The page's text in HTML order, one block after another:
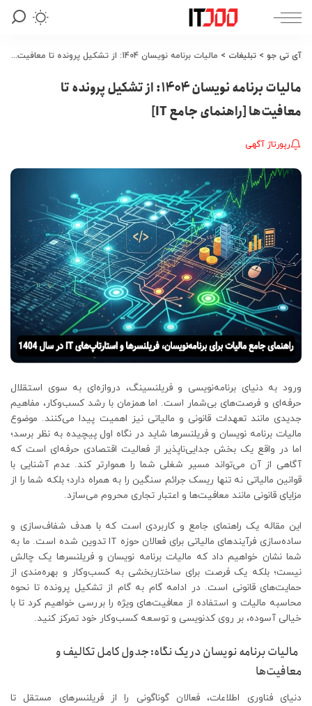
آی تی جو > تبلیغات > مالیات برنامه نویسان 1404: از تشکیل پرونده تا معافیت‌ها [راهنمای جامع IT]
مالیات برنامه نویسان 1404: از تشکیل پرونده تا
معافیت‌ها [راهنمای جامع IT]
رپورتاژ آگهی
ورود به دنیای برنامه‌نویسی و فریلنسینگ، دروازه‌ای به سوی استقلال
حرفه‌ای و فرصت‌های بی‌شمار است. اما همزمان با رشد کسب‌وکار، مفاهیم
جدیدی مانند تعهدات قانونی و مالیاتی نیز اهمیت پیدا می‌کنند. موضوع
مالیات برنامه نویسان و فریلنسرها شاید در نگاه اول پیچیده به نظر برسد؛
اما در واقع یک بخش جدایی‌ناپذیر از فعالیت اقتصادی حرفه‌ای است که
آگاهی از آن می‌تواند مسیر شغلی شما را هموارتر کند. عدم آشنایی با
قوانین مالیاتی نه تنها ریسک جرائم سنگین را به همراه دارد؛ بلکه شما را از
مزایای قانونی مانند معافیت‌ها و اعتبار تجاری محروم می‌سازد.
این مقاله یک راهنمای جامع و کاربردی است که با هدف شفاف‌سازی و
ساده‌سازی فرآیندهای مالیاتی برای فعالان حوزه IT تدوین شده است. ما به
شما نشان خواهیم داد که مالیات برنامه نویسان و فریلنسرها یک چالش
نیست؛ بلکه یک فرصت برای ساختاربخشی به کسب‌وکار و بهره‌مندی از
حمایت‌های قانونی است. در ادامه گام به گام از تشکیل پرونده تا نحوه
محاسبه مالیات و استفاده از معافیت‌های ویژه را بررسی خواهیم کرد تا با
خیالی آسوده، بر روی کدنویسی و توسعه کسب‌وکار خود تمرکز کنید.
مالیات برنامه نویسان در یک نگاه: جدول کامل تکالیف و
معافیت‌ها
دنیای فناوری اطلاعات، فعالان گوناگونی را از فریلنسرهای مستقل تا